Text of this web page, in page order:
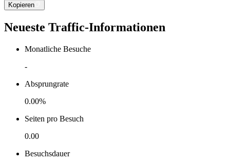
Kopieren
Neueste Traffic-Informationen
Monatliche Besuche
-
Absprungrate
0.00%
Seiten pro Besuch
0.00
Besuchsdauer